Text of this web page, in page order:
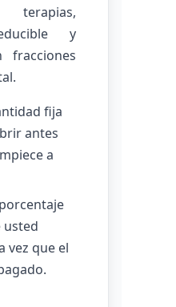
terapias,
y
fracciones
fija
antes
a
usted
vez que el